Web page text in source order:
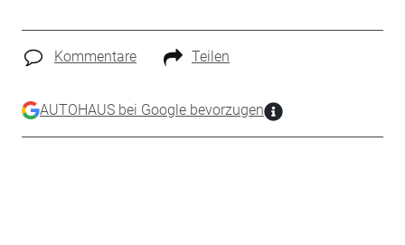
Kommentare Teilen
AUTOHAUS bei Google bevorzugen